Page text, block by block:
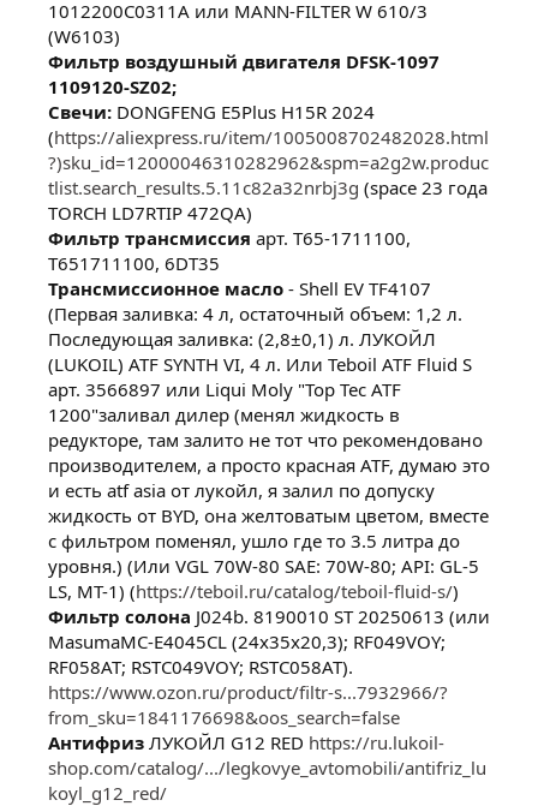
1012200С0311А или MANN-FILTER W 610/3
(W6103)
Фильтр воздушный двигателя DFSK-1097
1109120-SZ02;
Свечи: DONGFENG E5Plus H15R 2024
(https://aliexpress.ru/item/1005008702482028.html
?)sku_id=12000046310282962&spm=a2g2w.produc
tlist.search_results.5.11c82a32nrbj3g (space 23 года
TORCH LD7RTIP 472QA)
Фильтр трансмиссия арт. T65-1711100,
T651711100, 6DT35
Трансмиссионное масло - Shell EV TF4107
(Первая заливка: 4 л, остаточный объем: 1,2 л.
Последующая заливка: (2,8±0,1) л. ЛУКОЙЛ
(LUKOIL) ATF SYNTH VI, 4 л. Или Teboil ATF Fluid S
арт. 3566897 или Liqui Moly "Top Tec ATF
1200"заливал дилер (менял жидкость в
редукторе, там залито не тот что рекомендовано
производителем, а просто красная ATF, думаю это
и есть atf asia от лукойл, я залил по допуску
жидкость от BYD, она желтоватым цветом, вместе
с фильтром поменял, ушло где то 3.5 литра до
уровня.) (Или VGL 70W-80 SAE: 70W-80; API: GL-5
LS, MT-1) (https://teboil.ru/catalog/teboil-fluid-s/)
Фильтр солона J024b. 8190010 ST 20250613 (или
MasumaMC-E4045CL (24х35х20,3); RF049VOY;
RF058AT; RSTC049VOY; RSTC058AT).
https://www.ozon.ru/product/filtr-s...7932966/?
from_sku=1841176698&oos_search=false
Антифриз ЛУКОЙЛ G12 RED https://ru.lukoil-
shop.com/catalog/.../legkovye_avtomobili/antifriz_lu
koyl_g12_red/